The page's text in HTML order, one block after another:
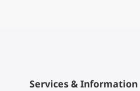
Services & Information